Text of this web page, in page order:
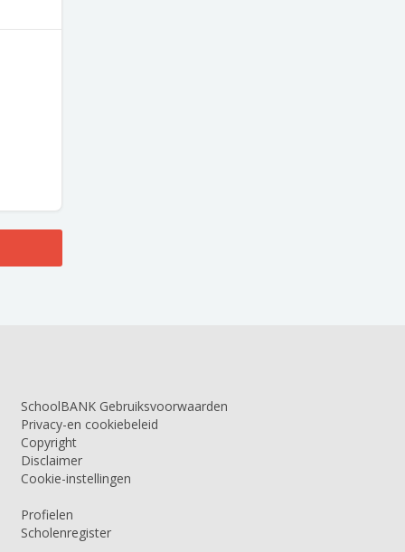
SchoolBANK Gebruiksvoorwaarden
Privacy-en cookiebeleid
Copyright
Disclaimer
Cookie-instellingen
Profielen
Scholenregister